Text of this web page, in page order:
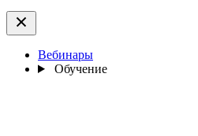
Вебинары
Обучение